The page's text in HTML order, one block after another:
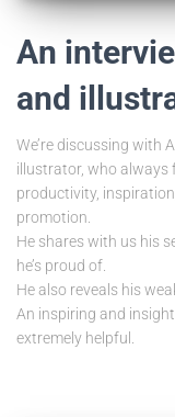
An
and
We’re discussing with
illustrator, who always
productivity,
promotion.
He shares with us his
he’s proud of.
He also reveals his
An inspiring and
extremely helpful.